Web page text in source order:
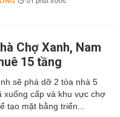
Chợ Xanh, Nam
15 tầng
sẽ phá dỡ 2 tòa nhà 5
xuống cấp và khu vực chợ
tạo mặt bằng triển...